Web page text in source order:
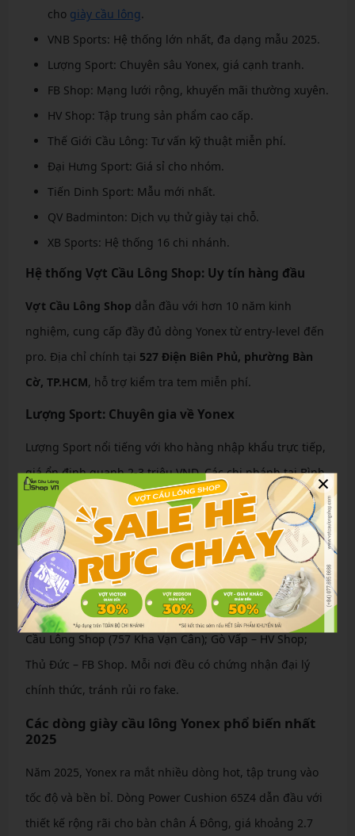
cho giày cầu lông.
VNB Sports: Hệ thống lớn nhất, đa dạng mẫu 2025.
Lượng Sport: Chuyên sâu Yonex, giá cạnh tranh.
FB Shop: Mạng lưới rộng, khuyến mãi thường xuyên.
HV Shop: Tập trung sản phẩm cao cấp.
Thế Giới Cầu Lông: Tư vấn kỹ thuật miễn phí.
Đại Hưng Sport: Giá sỉ cho nhóm.
Tiến Dinh Sport: Mẫu mới nhất.
QV Badminton: Dịch vụ thử giày tại chỗ.
XB Sports: Hệ thống 16 chi nhánh.
Hệ thống Vợt Cầu Lông Shop: Uy tín hàng đầu
Vợt Cầu Lông Shop dẫn đầu với hơn 10 năm kinh
nghiệm, cung cấp đầy đủ dòng Yonex từ entry-level đến
pro. Địa chỉ chính tại 527 Điện Biên Phủ, phường Bàn
Cờ, TP.HCM, hỗ trợ kiểm tra tem miễn phí.
Lượng Sport: Chuyên gia về Yonex
Lượng Sport nổi tiếng với kho hàng nhập khẩu trực tiếp,
giá ổn định quanh 2-3 triệu VND. Các chi nhánh tại Bình
Thạnh và Thủ Đức luôn đông khách nhờ dịch vụ đo size
chuyên nghiệp.
Các địa chỉ cửa hàng uy tín theo quận
Theo quận: Quận 1 – VNB Sports (170 Lê Quang Định);
Quận 10 – Lượng Sport Premium; Quận Bình Thạnh – Vợt
Cầu Lông Shop (757 Kha Vạn Cân); Gò Vấp – HV Shop;
Thủ Đức – FB Shop. Mỗi nơi đều có chứng nhận đại lý
chính thức, tránh rủi ro fake.
Các dòng giày cầu lông Yonex phổ biến nhất
2025
Năm 2025, Yonex ra mắt nhiều dòng hot, tập trung vào
tốc độ và bền bỉ. Dòng Power Cushion 65Z4 dẫn đầu với
thiết kế rộng rãi cho bàn chân Á Đông, giá khoảng 2.7
×